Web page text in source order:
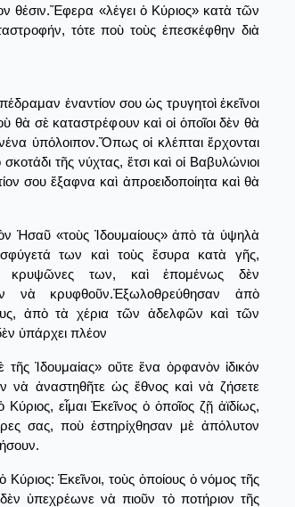
θέσιν.Ἔφερα «λέγει ὁ Κύριος» κατὰ τῶν
τότε ποὺ τοὺς ἐπεσκέφθην διὰ
ἐναντίον σου ὡς τρυγητοὶ ἐκεῖνοι
θὰ σὲ καταστρέφουν καὶ οἱ ὁποῖοι δὲν θὰ
ὑπόλοιπον.Ὅπως οἱ κλέπται ἔρχονται
τῆς νύχτας, ἔτσι καὶ οἱ Βαβυλώνιοι
σου ἔξαφνα καὶ ἀπροειδοποίητα καὶ θὰ
Ἡσαῦ «τοὺς Ἰδουμαίους» ἀπὸ τὰ ὑψηλὰ
των καὶ τοὺς ἔσυρα κατὰ γῆς,
κρυψῶνες των, καὶ ἑπομένως δὲν
νὰ κρυφθοῦν.Ἐξωλοθρεύθησαν ἀπὸ
ἀπὸ τὰ χέρια τῶν ἀδελφῶν καὶ τῶν
ὑπάρχει πλέον
τῆς Ἰδουμαίας» οὔτε ἕνα ὀρφανὸν ἰδικόν
νὰ ἀναστηθῆτε ὡς ἔθνος καὶ νὰ ζήσετε
εἶμαι Ἐκεῖνος ὁ ὁποῖος ζῇ ἀϊδίως,
σας, ποὺ ἐστηρίχθησαν μὲ ἀπόλυτον
Κύριος: Ἐκεῖνοι, τοὺς ὁποίους ὁ νόμος τῆς
δὲν ὑπεχρέωνε νὰ πιοῦν τὸ ποτήριον τῆς